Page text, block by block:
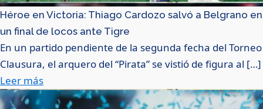
Héroe en Victoria: Thiago Cardozo salvó a Belgrano en
un final de locos ante Tigre
En un partido pendiente de la segunda fecha del Torneo
Clausura, el arquero del “Pirata” se vistió de figura al […]
Leer más